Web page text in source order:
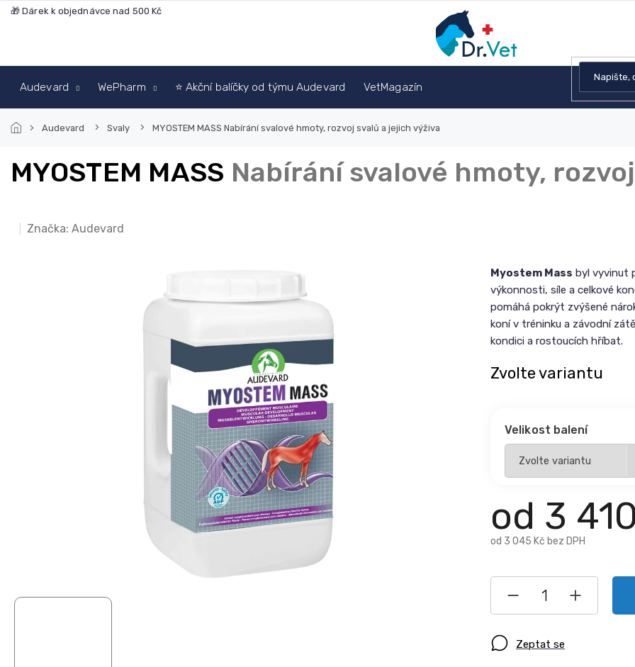
Přejít
🎁 Dárek k objednávce nad 500 Kč
Audevard WePharm ⭐ Akční balíčky od týmu Audevard VetMagazín
Audevard Svaly MYOSTEM MASS Nabírání svalové hmoty, rozvoj svalů a jejich výživa
MYOSTEM MASS Nabírání svalové hmoty,
Značka: Audevard
od 3
od 3 045 Kč bez DPH
Zvolte variantu
Velikost balení
Myostem Mass byl vyvinut
výkonnosti, síle a celkové
pomáhá pokrýt zvýšené
koní v tréninku a závodní
kondici a rostoucích hříbat.
Zeptat se